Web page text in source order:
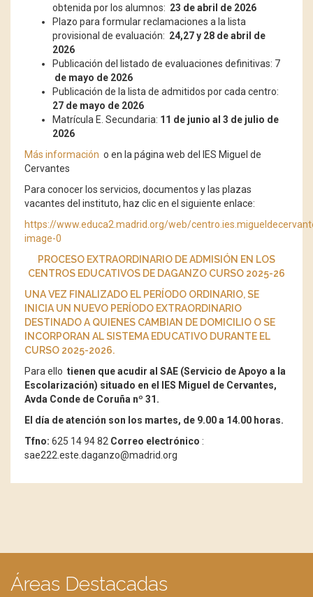
obtenida por los alumnos: 23 de abril de 2026
Plazo para formular reclamaciones a la lista
provisional de evaluación: 24,27 y 28 de abril de
2026
Publicación del listado de evaluaciones definitivas: 7
de mayo de 2026
Publicación de la lista de admitidos por cada centro:
27 de mayo de 2026
Matrícula E. Secundaria: 11 de junio al 3 de julio de
2026
Más información o en la página web del IES Miguel de
Cervantes
Para conocer los servicios, documentos y las plazas
vacantes del instituto, haz clic en el siguiente enlace:
https://www.educa2.madrid.org/web/
image-0
PROCESO EXTRAORDINARIO DE ADMISIÓN EN LOS
CENTROS EDUCATIVOS DE DAGANZO CURSO 2025-26
UNA VEZ FINALIZADO EL PERÍODO ORDINARIO, SE
INICIA UN NUEVO PERÍODO EXTRAORDINARIO
DESTINADO A QUIENES CAMBIAN DE DOMICILIO O SE
INCORPORAN AL SISTEMA EDUCATIVO DURANTE EL
CURSO 2025-2026.
Para ello tienen que acudir al SAE (Servicio de Apoyo a la
Escolarización) situado en el IES Miguel de Cervantes,
Avda Conde de Coruña nº 31.
El día de atención son los martes, de 9.00 a 14.00 horas.
Tfno: 625 14 94 82 Correo electrónico :
sae222.este.daganzo@madrid.org
Áreas Destacadas